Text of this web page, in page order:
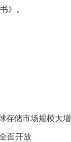
》。
存储市场规模大增
面开放